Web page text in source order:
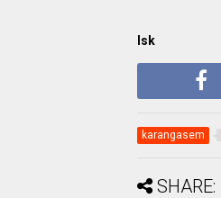
Isk
karangasem
SHARE: